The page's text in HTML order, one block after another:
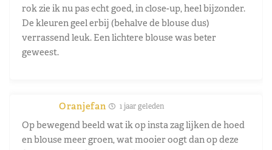
rok zie ik nu pas echt goed, in close-up, heel bijzonder.
De kleuren geel erbij (behalve de blouse dus)
verrassend leuk. Een lichtere blouse was beter
geweest.
Oranjefan 1 jaar geleden
Op bewegend beeld wat ik op insta zag lijken de hoed
en blouse meer groen, wat mooier oogt dan op deze